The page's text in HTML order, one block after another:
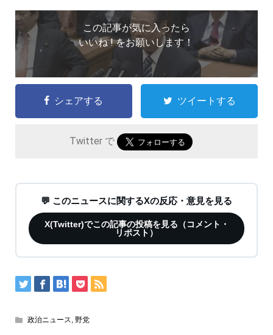
この記事が気に入ったら
いいね ! をお願いします！
シェアする ツイートする
Twitter で
💬 このニュースに関するXの反応・意見を見る
X(Twitter)でこの記事の投稿を見る（コメント・
リポスト）
政治ニュース, 野党